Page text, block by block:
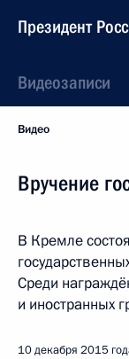
Президент
Видеозаписи
Видео
Вручение
В Кремле
Среди
и иностранных
10 декабря 2015